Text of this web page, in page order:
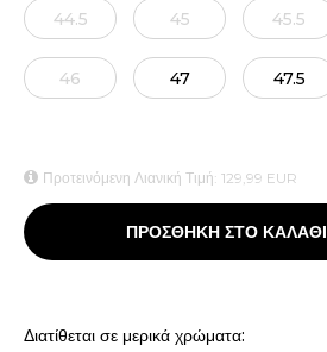
44.5 45 45.5
46 47 47.5
Προτεινόμενη Λιανική Τιμή: 129,99 EUR
ΠΡΟΣΘΗΚΗ ΣΤΟ ΚΑΛΑΘΙ
Διατίθεται σε μερικά χρώματα: